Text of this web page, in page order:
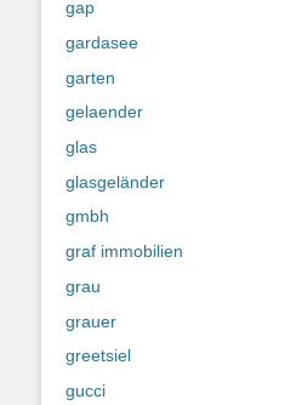
gap
gardasee
garten
gelaender
glas
glasgeländer
gmbh
graf immobilien
grau
grauer
greetsiel
gucci